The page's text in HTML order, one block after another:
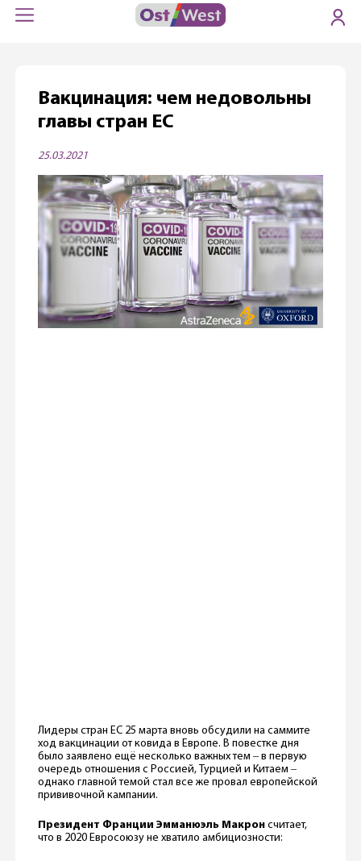
Вакцинация: чем недовольны
главы стран ЕС
25.03.2021
Лидеры стран ЕС 25 марта вновь обсудили на саммите
ход вакцинации от ковида в Европе. В повестке дня
было заявлено ещё несколько важных тем ‒ в первую
очередь отношения с Россией, Турцией и Китаем ‒
однако главной темой стал все же провал европейской
прививочной кампании.
Президент Франции Эмманюэль Макронсчитает,
что в 2020 Евросоюзу не хватило амбициозности: